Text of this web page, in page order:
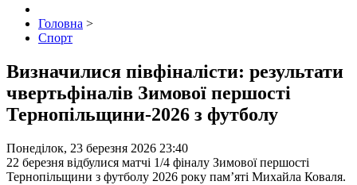
Головна >
Спорт
Визначилися півфіналісти: результати
чвертьфіналів Зимової першості
Тернопільщини-2026 з футболу
Понеділок, 23 березня 2026 23:40
22 березня відбулися матчі 1/4 фіналу Зимової першості
Тернопільщини з футболу 2026 року пам’яті Михайла Коваля.